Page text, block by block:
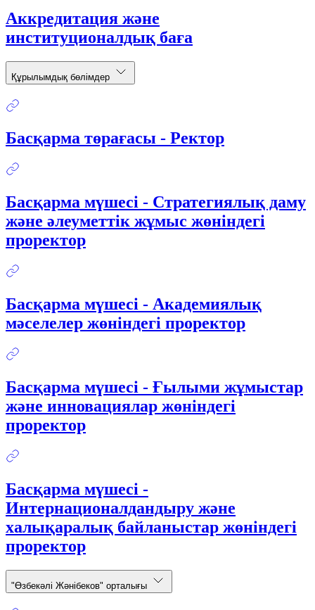
Аккредитация және
институционалдық баға
Құрылымдық бөлімдер
Басқарма төрағасы - Ректор
Басқарма мүшесі - Стратегиялық даму
және әлеуметтік жұмыс жөніндегі
проректор
Басқарма мүшесі - Академиялық
мәселелер жөніндегі проректор
Басқарма мүшесі - Ғылыми жұмыстар
және инновациялар жөніндегі
проректор
Басқарма мүшесі -
Интернационалдандыру және
халықаралық байланыстар жөніндегі
проректор
"Өзбекәлі Жәнібеков" орталығы